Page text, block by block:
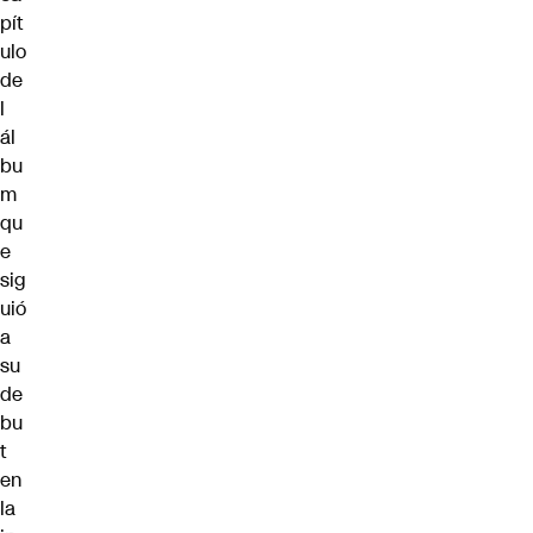
pít
ulo
de
l
ál
bu
m
qu
e
sig
uió
a
su
de
bu
t
en
la